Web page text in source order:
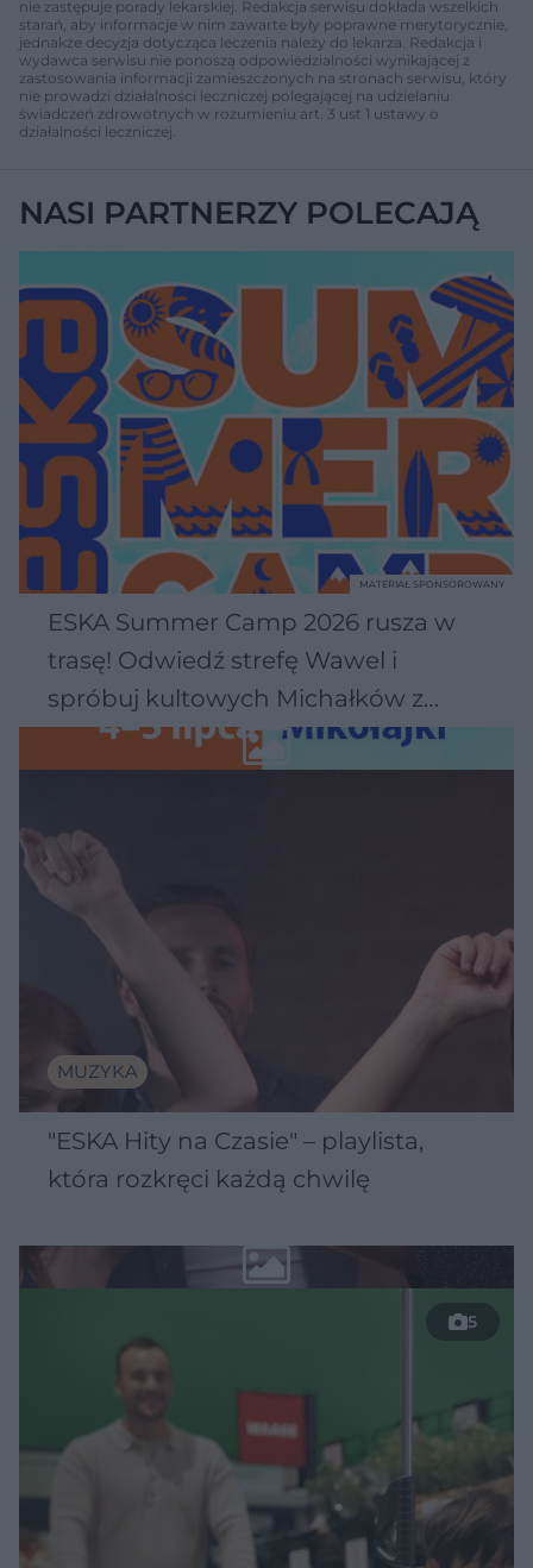
nie zastępuje porady lekarskiej. Redakcja serwisu dokłada wszelkich
starań, aby informacje w nim zawarte były poprawne merytorycznie,
jednakże decyzja dotycząca leczenia należy do lekarza. Redakcja i
wydawca serwisu nie ponoszą odpowiedzialności wynikającej z
zastosowania informacji zamieszczonych na stronach serwisu, który
nie prowadzi działalności leczniczej polegającej na udzielaniu
świadczeń zdrowotnych w rozumieniu art. 3 ust 1 ustawy o
działalności leczniczej.
NASI PARTNERZY POLECAJĄ
ESKA Summer Camp 2026 rusza w
trasę! Odwiedź strefę Wawel i
spróbuj kultowych Michałków z
Wawelu
MATERIAŁ SPONSOROWANY
MUZYKA
"ESKA Hity na Czasie" – playlista,
która rozkręci każdą chwilę
5